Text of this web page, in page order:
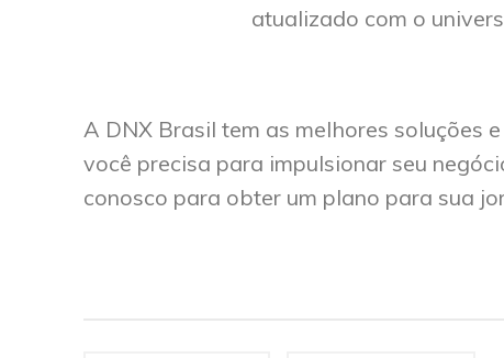
atualizado com o
A DNX Brasil tem as melhores soluções
você precisa para impulsionar seu
conosco para obter um plano para sua